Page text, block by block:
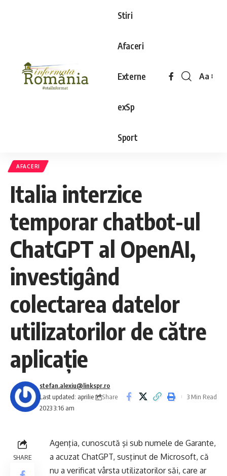
Stiri
Afaceri
Externe
exSp
Sport
Aa
AFACERI
Italia interzice
temporar chatbot-ul
ChatGPT al OpenAI,
investigând
colectarea datelor
utilizatorilor de către
aplicaţie
Last updated: aprilie 1,
2023 3:16 am
stefan.alexiu@linkspr.ro
Share
3 Min Read
SHARE
Agenţia, cunoscută şi sub numele de Garante,
a acuzat ChatGPT, susţinut de Microsoft, că
nu a verificat vârsta utilizatorilor săi, care ar